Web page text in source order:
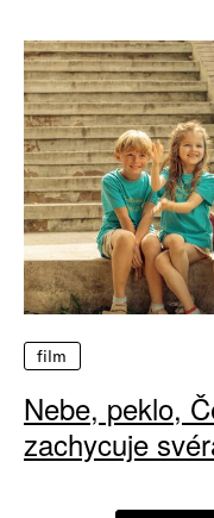
film
Nebe, peklo,
zachycuje